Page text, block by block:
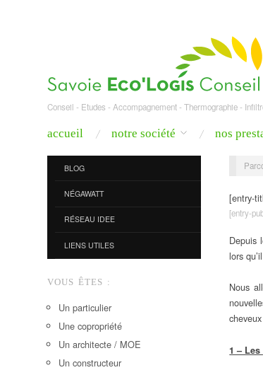
Conseil - Etudes - Accompagnement - Thermographie -
accueil notre société nos
BLOG
NÉGAWATT
RÉSEAU IDEE
LIENS UTILES
VOUS ÊTES :
Un particulier
Une copropriété
Un architecte / MOE
Un constructeur
[entry-
[entry-
Depuis
lors
Nous
1 –